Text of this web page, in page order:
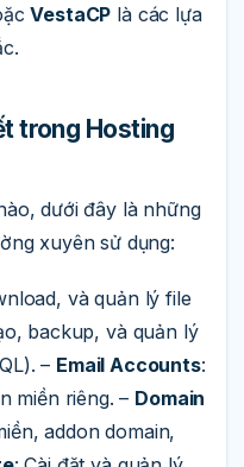
VestaCP là các lựa
trong Hosting
dưới đây là những
xuyên sử dụng:
và quản lý file
backup, và quản lý
– Email Accounts:
miền riêng. – Domain
addon domain,